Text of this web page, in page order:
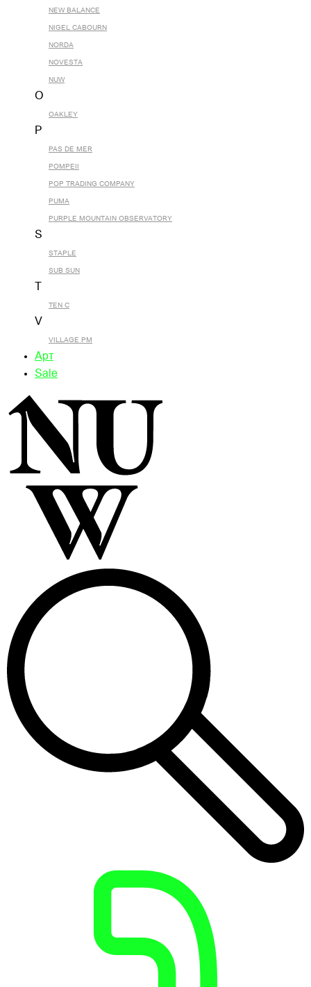
NEW BALANCE
NIGEL CABOURN
NORDA
NOVESTA
NUW
O
OAKLEY
P
PAS DE MER
POMPEII
POP TRADING COMPANY
PUMA
PURPLE MOUNTAIN OBSERVATORY
S
STAPLE
SUB SUN
TEN C
V
VILLAGE PM
Арт
Sale